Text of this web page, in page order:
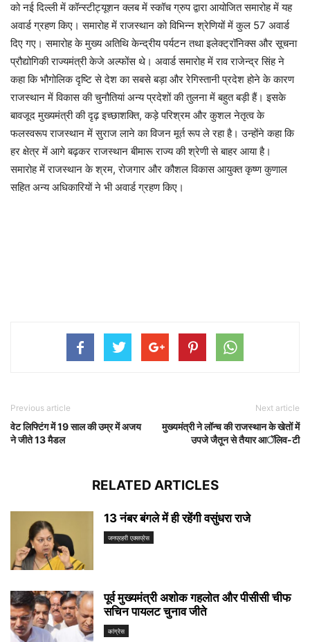
को नई दिल्ली में कॉन्स्टीट्यूशन क्लब में स्कॉच ग्रुप द्वारा आयोजित समारोह में यह
अवार्ड ग्रहण किए। समारोह में राजस्थान को विभिन्न श्रेणियों में कुल 57 अवार्ड
दिए गए। समारोह के मुख्य अतिथि केन्द्रीय पर्यटन तथा इलेक्ट्रॉनिक्स और सूचना
प्रौद्योगिकी राज्यमंत्री केजे अल्फोंस थे। अवार्ड समारोह में राव राजेन्द्र सिंह ने
कहा कि भौगोलिक दृष्टि से देश का सबसे बड़ा और रेगिस्तानी प्रदेश होने के कारण
राजस्थान में विकास की चुनौतियां अन्य प्रदेशों की तुलना में बहुत बड़ी हैं। इसके
बावजूद मुख्यमंत्री की दृढ़ इच्छाशक्ति, कड़े परिश्रम और कुशल नेतृत्व के
फलस्वरूप राजस्थान में सुराज लाने का विजन मूर्त रूप ले रहा है। उन्होंने कहा कि
हर क्षेत्र में आगे बढ़कर राजस्थान बीमारू राज्य की श्रेणी से बाहर आया है।
समारोह में राजस्थान के श्रम, रोजगार और कौशल विकास आयुक्त कृष्ण कुणाल
सहित अन्य अधिकारियों ने भी अवार्ड ग्रहण किए।
Previous article
वेट लिफ्टिंग में 19 साल की उम्र में अजय
ने जीते 13 मैडल
Next article
मुख्यमंत्री ने लॉन्च की राजस्थान के खेतों में
उपजे जैतून से तैयार आॅलिव-टी
RELATED ARTICLES
13 नंबर बंगले में ही रहेंगी वसुंधरा राजे
जनप्रहरी एक्सप्रेस
पूर्व मुख्यमंत्री अशोक गहलोत और पीसीसी चीफ
सचिन पायलट चुनाव जीते
कांग्रेस